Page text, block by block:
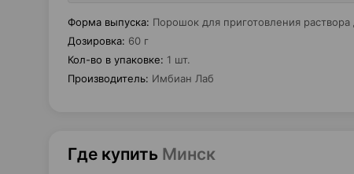
Форма выпуска: Порошок для приготовления
Дозировка: 60 г
Кол-во в упаковке: 1 шт.
Производитель: Имбиан Лаб
Где купить Минск